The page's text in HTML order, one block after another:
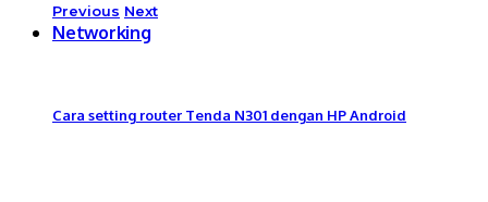
Previous Next
Networking
Cara setting router Tenda N301 dengan HP Android